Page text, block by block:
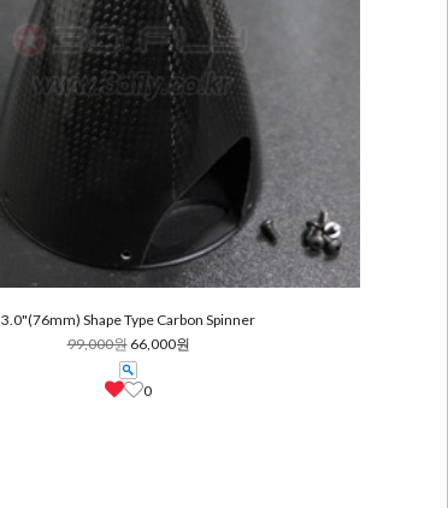
3.0"(76mm) Shape Type Carbon Spinner
99,000원 66,000원
0